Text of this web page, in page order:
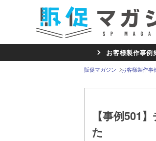
お客様製作事例
販促マガジン お客様製作事
【事例501
た